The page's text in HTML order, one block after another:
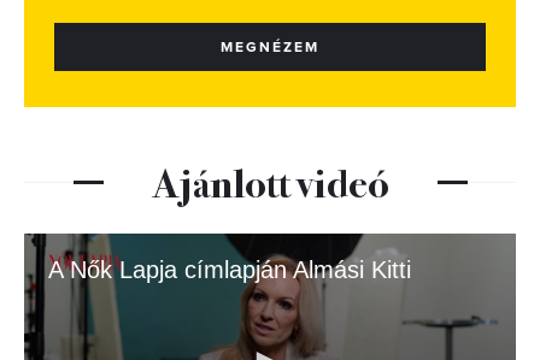
MEGNÉZEM
Ajánlott videó
A Nők Lapja címlapján Almási Kitti